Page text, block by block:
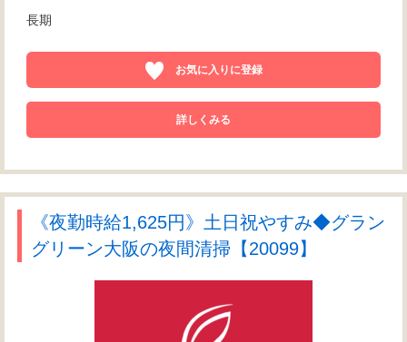
長期
お気に入りに登録
詳しくみる
《夜勤時給1,625円》土日祝やすみ◆グラン
グリーン大阪の夜間清掃【20099】